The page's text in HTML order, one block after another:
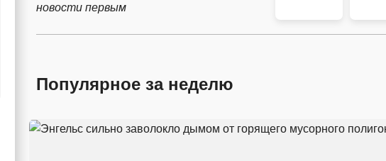
новости первым
Популярное за неделю